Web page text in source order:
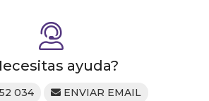
ayuda?
034
ENVIAR EMAIL